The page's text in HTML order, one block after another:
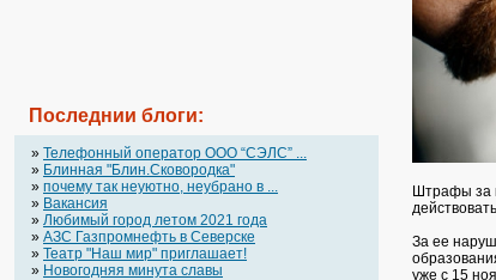
Последнии блоги:
» Телефонный оператор OOO “СЭЛС” ...
» Блинная "Блин.Сковородка"
» почему так неуютно, неубрано в ...
» Вакансия
» Любимый город летом 2021 года
» АЗС Газпромнефть в Северске
» Театр "Наш мир" приглашает!
» Новогодняя минута славы
Штрафы за
За ее
уже с 15